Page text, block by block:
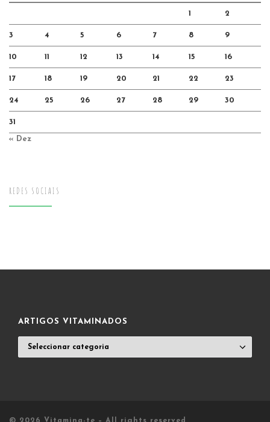
1 2
3 4 5 6 7 8 9
10 11 12 13 14 15 16
17 18 19 20 21 22 23
24 25 26 27 28 29 30
31
« Dez
REDES SOCIAIS
ARTIGOS VITAMINADOS
VITAMINADOS